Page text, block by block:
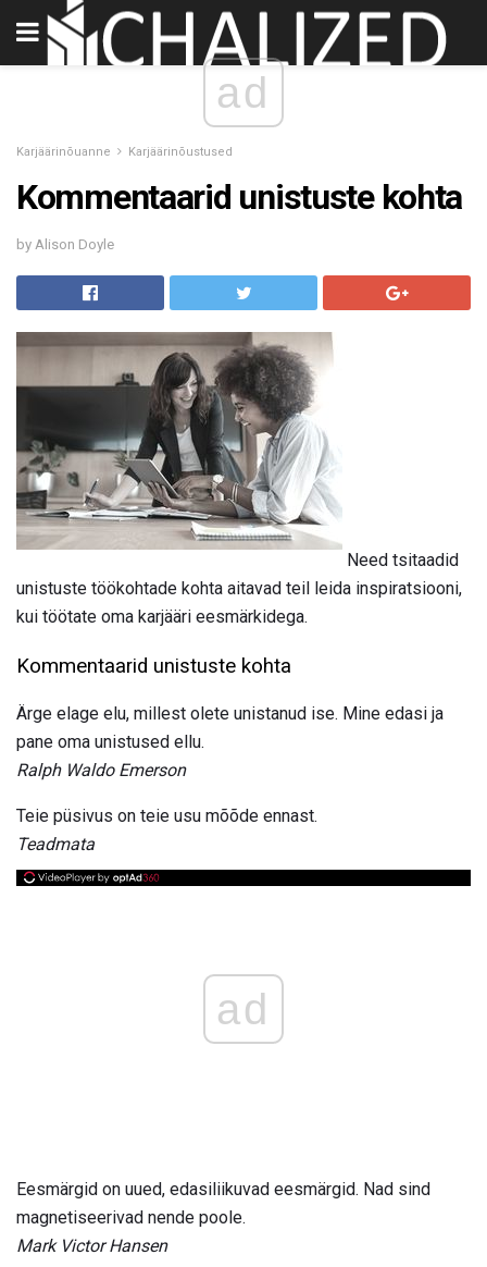
ad
Karjäärinõuanne Karjäärinõustused
Kommentaarid unistuste kohta
by Alison Doyle
Need tsitaadid
unistuste töökohtade kohta aitavad teil leida inspiratsiooni,
kui töötate oma karjääri eesmärkidega.
Kommentaarid unistuste kohta
Ärge elage elu, millest olete unistanud ise. Mine edasi ja
pane oma unistused ellu.
Ralph Waldo Emerson
Teie püsivus on teie usu mõõde ennast.
Teadmata
ad
Eesmärgid on uued, edasiliikuvad eesmärgid. Nad sind
magnetiseerivad nende poole.
Mark Victor Hansen